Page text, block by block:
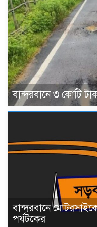
বান্দরবানে ৩ কোটি
বান্দরবানে
পর্যটকের